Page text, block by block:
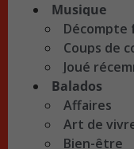
Musique
Décompte
Coups de
Joué
Balados
Affaires
Art de
Bien-être